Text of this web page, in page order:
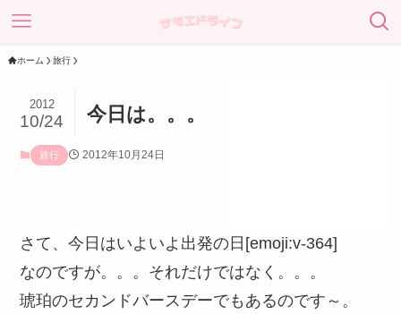
ホーム 旅行
今日は。。。
2012
10/24
旅行 2012年10月24日
さて、今日はいよいよ出発の日[emoji:v-364]
なのですが。。。それだけではなく。。。
琥珀のセカンドバースデーでもあるのです～。